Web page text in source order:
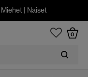
Miehet | Naiset
0